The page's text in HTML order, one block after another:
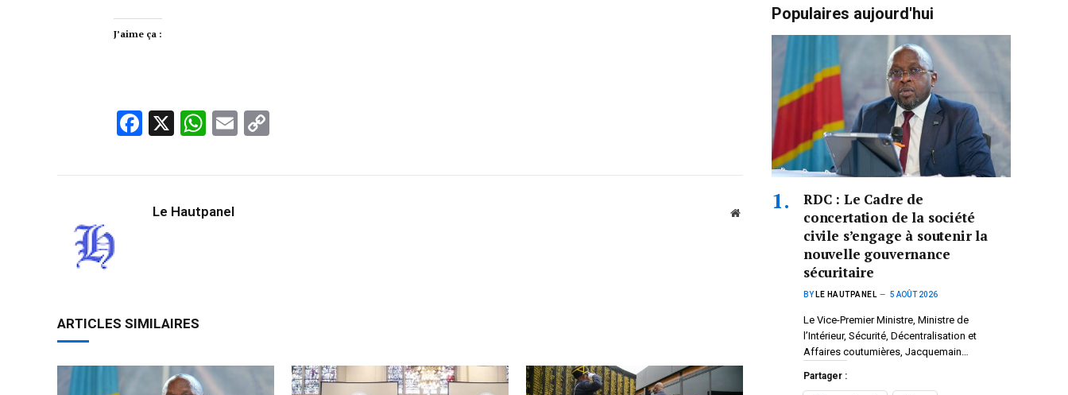
J’aime ça :
Facebook
X WhatsApp
Email
Le Hautpanel Website
ARTICLES SIMILAIRES
Populaires aujourd'hui
RDC : Le Cadre de
concertation de la société
civile s’engage à soutenir la
nouvelle gouvernance
sécuritaire
BY LE HAUTPANEL 5 AOÛT 2026
Le Vice-Premier Ministre, Ministre de
l’Intérieur, Sécurité, Décentralisation et
Affaires coutumières, Jacquemain…
Partager :